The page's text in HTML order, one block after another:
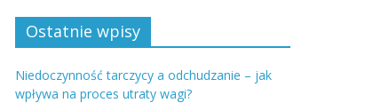
Ostatnie wpisy
Niedoczynność tarczycy a odchudzanie – jak
wpływa na proces utraty wagi?